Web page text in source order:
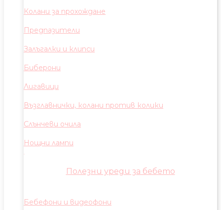
Колани за прохождане
Предпазители
Залъгалки и клипси
Биберони
Лигавици
Възглавнички, колани против колики
Слънчеви очила
Нощни лампи
Полезни уреди за бебето
Бебефони и видеофони